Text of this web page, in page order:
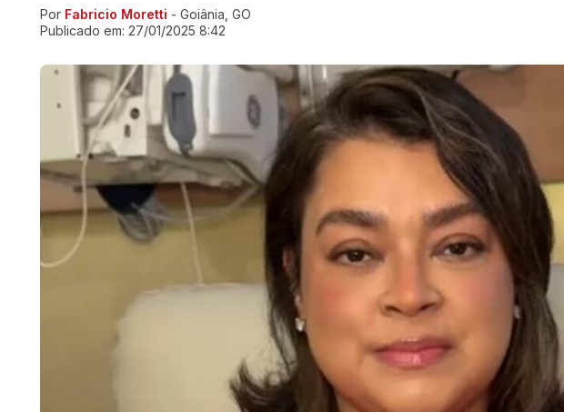
Ir direto pra matéria
Por Fabricio Moretti - Goiânia, GO
Publicado em: 27/01/2025 8:42